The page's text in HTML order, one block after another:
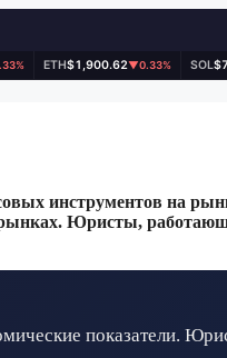
ETH$1,900.62▼0.33% SOL
инструментов на
Юристы,
показатели.